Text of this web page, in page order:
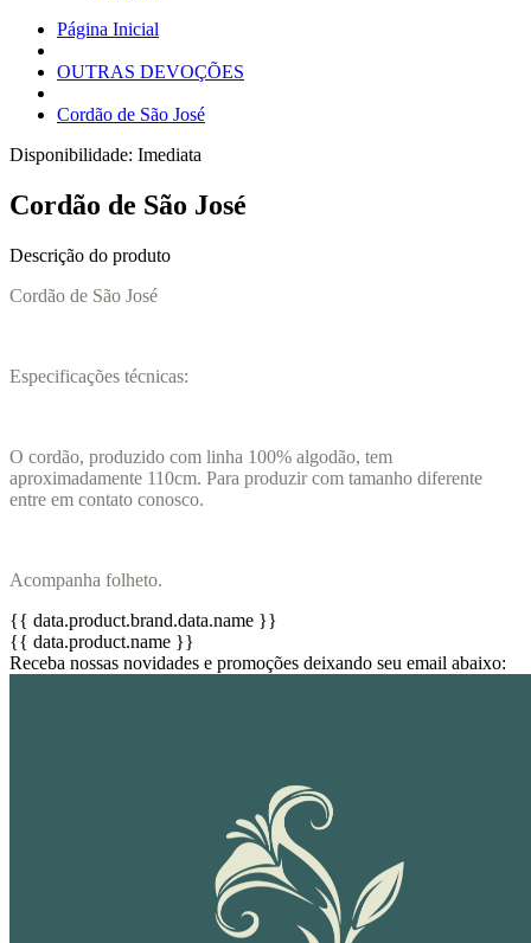
Página Inicial
OUTRAS DEVOÇÕES
Cordão de São José
Disponibilidade: Imediata
Cordão de São José
Descrição do produto
Cordão de São José
Especificações técnicas:
O cordão, produzido com linha 100% algodão, tem
aproximadamente 110cm. Para produzir com tamanho diferente
entre em contato conosco.
Acompanha folheto.
{{ data.product.brand.data.name }}
{{ data.product.name }}
Receba nossas novidades e promoções deixando seu email abaixo: